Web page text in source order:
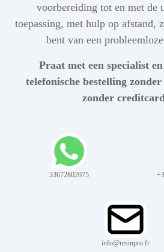
voorbereiding tot en met de
toepassing, met hulp op afstand,
bent van een
Praat met een specialist
telefonische bestelling
zonder
33672802075
info@resinpro.fr